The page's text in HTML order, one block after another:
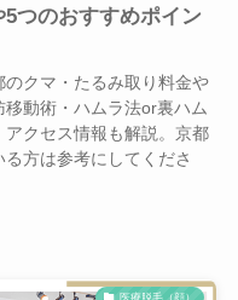
つのおすすめポイン
クマ・たるみ取り料金や
動術・ハムラ法or裏ハム
クセス情報も解説。京都
方は参考にしてくださ
医療脱毛（顔）